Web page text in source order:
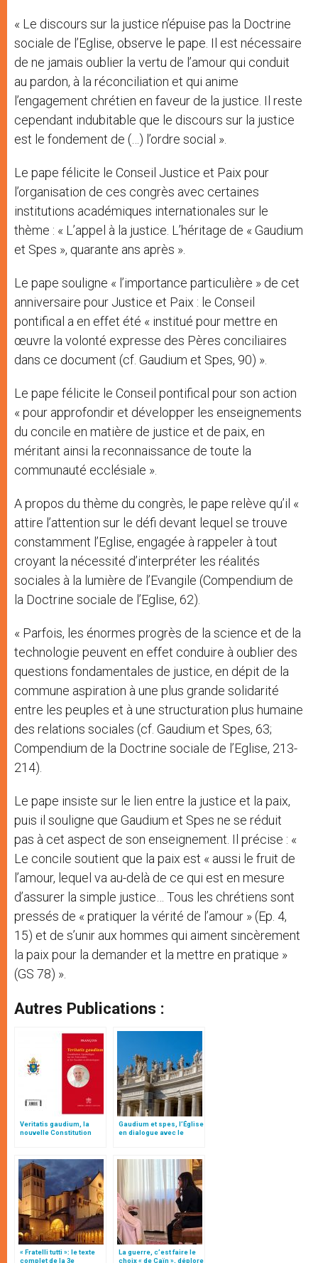
« Le discours sur la justice n’épuise pas la Doctrine
sociale de l’Eglise, observe le pape. Il est nécessaire
de ne jamais oublier la vertu de l’amour qui conduit
au pardon, à la réconciliation et qui anime
l’engagement chrétien en faveur de la justice. Il reste
cependant indubitable que le discours sur la justice
est le fondement de (…) l’ordre social ».
Le pape félicite le Conseil Justice et Paix pour
l’organisation de ces congrès avec certaines
institutions académiques internationales sur le
thème : « L’appel à la justice. L’héritage de « Gaudium
et Spes », quarante ans après ».
Le pape souligne « l’importance particulière » de cet
anniversaire pour Justice et Paix : le Conseil
pontifical a en effet été « institué pour mettre en
œuvre la volonté expresse des Pères conciliaires
dans ce document (cf. Gaudium et Spes, 90) ».
Le pape félicite le Conseil pontifical pour son action
« pour approfondir et développer les enseignements
du concile en matière de justice et de paix, en
méritant ainsi la reconnaissance de toute la
communauté ecclésiale ».
A propos du thème du congrès, le pape relève qu’il «
attire l’attention sur le défi devant lequel se trouve
constamment l’Eglise, engagée à rappeler à tout
croyant la nécessité d’interpréter les réalités
sociales à la lumière de l’Evangile (Compendium de
la Doctrine sociale de l’Eglise, 62).
« Parfois, les énormes progrès de la science et de la
technologie peuvent en effet conduire à oublier des
questions fondamentales de justice, en dépit de la
commune aspiration à une plus grande solidarité
entre les peuples et à une structuration plus humaine
des relations sociales (cf. Gaudium et Spes, 63;
Compendium de la Doctrine sociale de l’Eglise, 213-
214).
Le pape insiste sur le lien entre la justice et la paix,
puis il souligne que Gaudium et Spes ne se réduit
pas à cet aspect de son enseignement. Il précise : «
Le concile soutient que la paix est « aussi le fruit de
l’amour, lequel va au-delà de ce qui est en mesure
d’assurer la simple justice… Tous les chrétiens sont
pressés de « pratiquer la vérité de l’amour » (Ep. 4,
15) et de s’unir aux hommes qui aiment sincèrement
la paix pour la demander et la mettre en pratique »
(GS 78) ».
Autres Publications :
Veritatis gaudium, la
nouvelle Constitution
Gaudium et spes, l’Église
en dialogue avec le
« Fratelli tutti »: le texte
complet de la 3e
La guerre, c’est faire le
choix « de Caïn », déplore